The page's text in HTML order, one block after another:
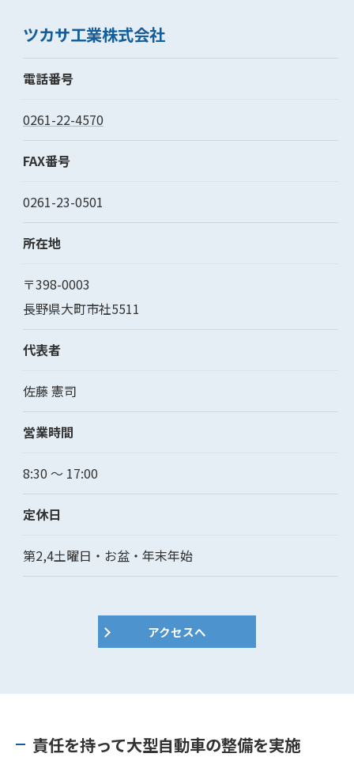
ツカサ工業株式会社
電話番号
0261-22-4570
FAX番号
0261-23-0501
所在地
〒398-0003
長野県大町市社5511
代表者
佐藤 憲司
営業時間
8:30 ～ 17:00
定休日
第2,4土曜日・お盆・年末年始
アクセスへ
責任を持って大型自動車の整備を実施